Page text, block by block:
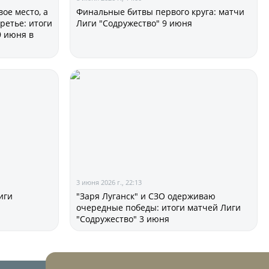
место, а
итоги
июня в
Финальные битвы первого круга: матчи
Лиги "Содружество" 9 июня
3 июня 2026 г., 22:13
"Заря Луганск" и СЗО одерживаю
очередные победы: итоги матчей Лиги
"Содружество" 3 июня